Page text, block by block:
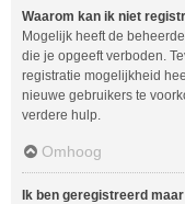
Waarom kan ik niet
Mogelijk heeft de
die je opgeeft verboden.
registratie mogelijkheid
nieuwe gebruikers te
verdere hulp.
Omhoog
Ik ben geregistreerd